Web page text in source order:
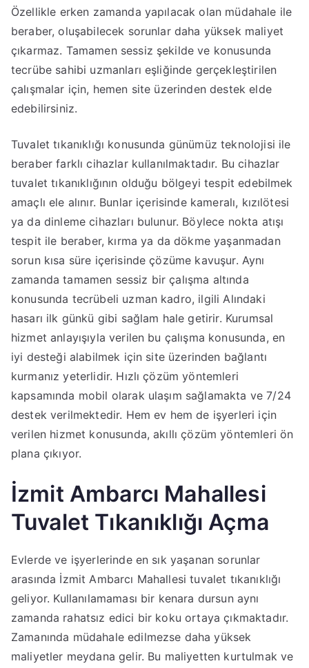
Özellikle erken zamanda yapılacak olan müdahale ile
beraber, oluşabilecek sorunlar daha yüksek maliyet
çıkarmaz. Tamamen sessiz şekilde ve konusunda
tecrübe sahibi uzmanları eşliğinde gerçekleştirilen
çalışmalar için, hemen site üzerinden destek elde
edebilirsiniz.
Tuvalet tıkanıklığı konusunda günümüz teknolojisi ile
beraber farklı cihazlar kullanılmaktadır. Bu cihazlar
tuvalet tıkanıklığının olduğu bölgeyi tespit edebilmek
amaçlı ele alınır. Bunlar içerisinde kameralı, kızılötesi
ya da dinleme cihazları bulunur. Böylece nokta atışı
tespit ile beraber, kırma ya da dökme yaşanmadan
sorun kısa süre içerisinde çözüme kavuşur. Aynı
zamanda tamamen sessiz bir çalışma altında
konusunda tecrübeli uzman kadro, ilgili Alındaki
hasarı ilk günkü gibi sağlam hale getirir. Kurumsal
hizmet anlayışıyla verilen bu çalışma konusunda, en
iyi desteği alabilmek için site üzerinden bağlantı
kurmanız yeterlidir. Hızlı çözüm yöntemleri
kapsamında mobil olarak ulaşım sağlamakta ve 7/24
destek verilmektedir. Hem ev hem de işyerleri için
verilen hizmet konusunda, akıllı çözüm yöntemleri ön
plana çıkıyor.
İzmit Ambarcı Mahallesi
Tuvalet Tıkanıklığı Açma
Evlerde ve işyerlerinde en sık yaşanan sorunlar
arasında İzmit Ambarcı Mahallesi tuvalet tıkanıklığı
geliyor. Kullanılamaması bir kenara dursun aynı
zamanda rahatsız edici bir koku ortaya çıkmaktadır.
Zamanında müdahale edilmezse daha yüksek
maliyetler meydana gelir. Bu maliyetten kurtulmak ve